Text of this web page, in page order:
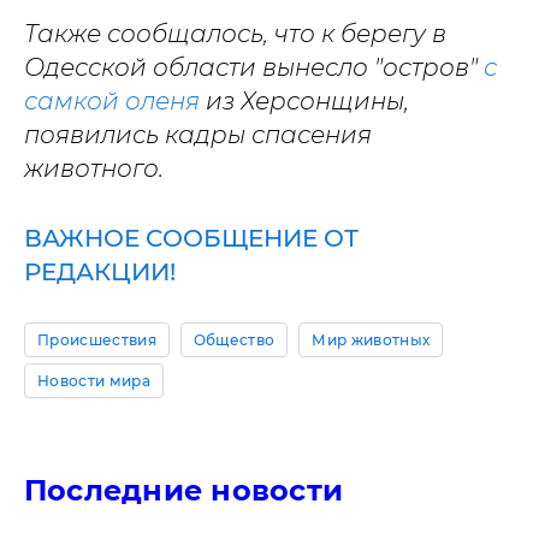
Также сообщалось, что к берегу в
Одесской области вынесло "остров" с
самкой оленя из Херсонщины,
появились кадры спасения
животного.
ВАЖНОЕ СООБЩЕНИЕ ОТ
РЕДАКЦИИ!
Происшествия Общество Мир животных
Новости мира
Последние новости